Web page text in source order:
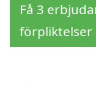
Få 3
förpliktelser